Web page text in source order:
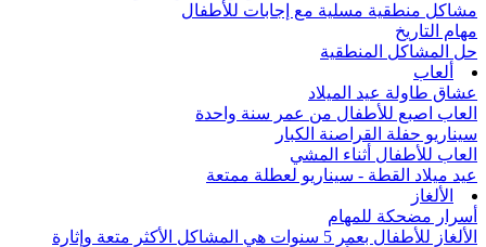
مشاكل منطقية مسلية مع إجابات للأطفال
مهام التاريخ
حل المشاكل المنطقية
ألعاب
عشاق طاولة عيد الميلاد
العاب اصبع للأطفال من عمر سنة واحدة
سيناريو حفلة القراصنة الكبار
العاب للأطفال أثناء المشي
عيد ميلاد القطة - سيناريو لعطلة ممتعة
الألغاز
أسرار مضحكة للمهام
الألغاز للأطفال بعمر 5 سنوات هي المشاكل الأكثر متعة وإثارة